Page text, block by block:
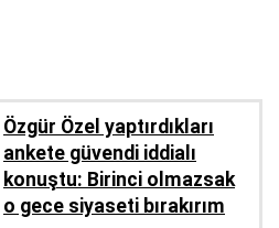
Özgür Özel yaptırdıkları
ankete güvendi iddialı
konuştu: Birinci olmazsak
o gece siyaseti bırakırım